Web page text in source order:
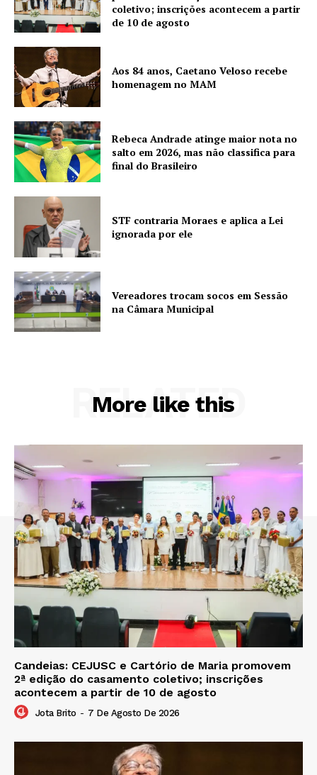
coletivo; inscrições acontecem a partir
de 10 de agosto
Aos 84 anos, Caetano Veloso recebe
homenagem no MAM
Rebeca Andrade atinge maior nota no
salto em 2026, mas não classifica para
final do Brasileiro
STF contraria Moraes e aplica a Lei
ignorada por ele
Vereadores trocam socos em Sessão
na Câmara Municipal
More like this
RELATED
Candeias: CEJUSC e Cartório de Maria promovem
2ª edição do casamento coletivo; inscrições
acontecem a partir de 10 de agosto
Jota Brito - 7 De Agosto De 2026